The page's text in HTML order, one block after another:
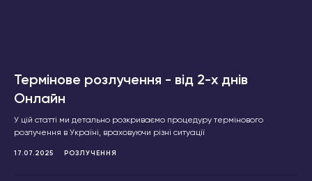
Термінове розлучення - від 2-х днів
Онлайн
У цій статті ми детально розкриваємо процедуру термінового
розлучення в Україні, враховуючи різні ситуації
17.07.2025 РОЗЛУЧЕННЯ